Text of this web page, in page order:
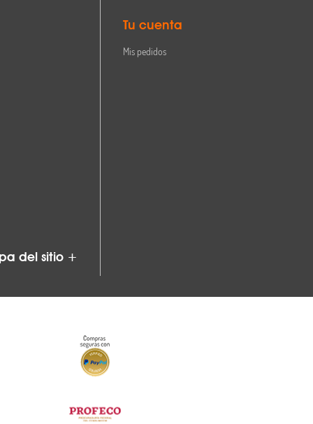
del sitio +
Tu cuenta
Mis pedidos